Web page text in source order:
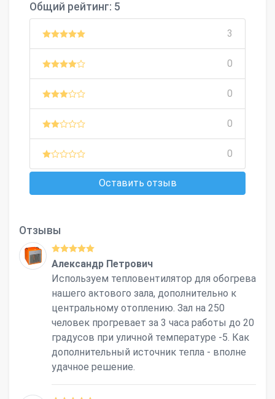
Общий рейтинг: 5
3
0
0
0
0
Оставить отзыв
Отзывы
Александр Петрович
Используем тепловентилятор для обогрева
нашего актового зала, дополнительно к
центральному отоплению. Зал на 250
человек прогревает за 3 часа работы до 20
градусов при уличной температуре -5. Как
дополнительный источник тепла - вполне
удачное решение.